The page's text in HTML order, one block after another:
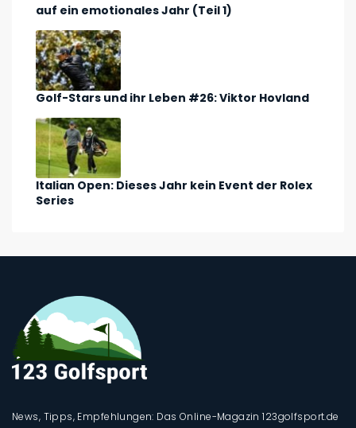
auf ein emotionales Jahr (Teil 1)
Golf-Stars und ihr Leben #26: Viktor Hovland
Italian Open: Dieses Jahr kein Event der Rolex
Series
News, Tipps, Empfehlungen: Das Online-Magazin 123golfsport.de